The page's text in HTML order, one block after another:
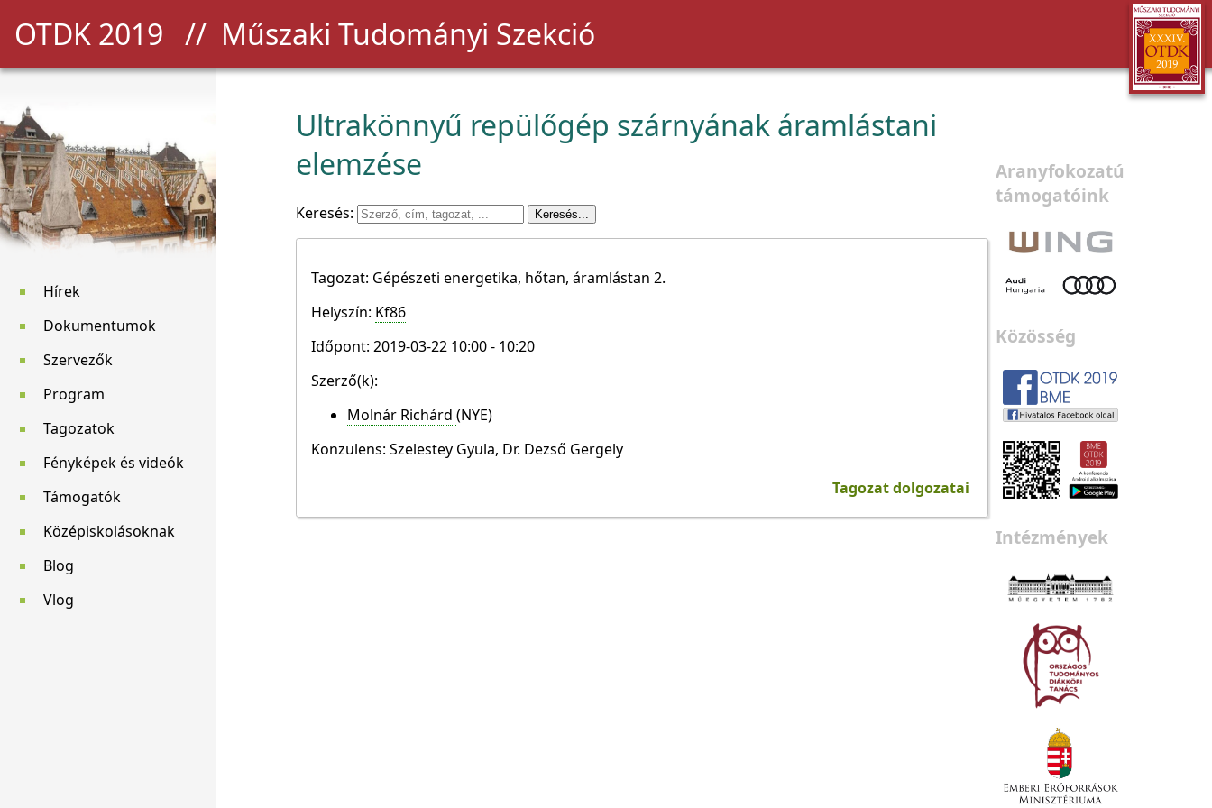
Hírek
Dokumentumok
Szervezők
Program
Tagozatok
Fényképek és videók
Támogatók
Középiskolásoknak
Blog
Vlog
OTDK 2019 // Műszaki Tudományi Szekció
Ultrakönnyű repülőgép szárnyának áramlástani
elemzése
Keresés:
Tagozat: Gépészeti energetika, hőtan, áramlástan 2.
Helyszín: Kf86
Időpont: 2019-03-22 10:00 - 10:20
Szerző(k):
Molnár Richárd (NYE)
Konzulens: Szelestey Gyula, Dr. Dezső Gergely
Tagozat dolgozatai
Aranyfokozatú
támogatóink
Közösség
Intézmények